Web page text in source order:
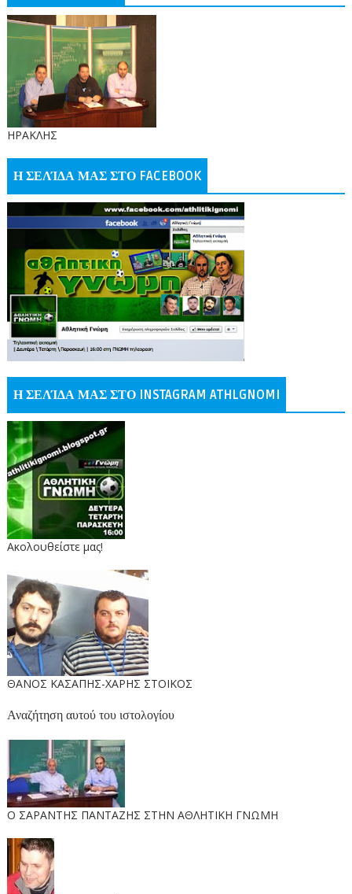
ΗΡΑΚΛΗΣ
Η ΣΕΛΊΔΑ ΜΑΣ ΣΤΟ FACEBOOK
Η ΣΕΛΊΔΑ ΜΑΣ ΣΤΟ INSTAGRAM ATHLGNOMI
Ακολουθείστε μας!
ΘΑΝΟΣ ΚΑΣΑΠΗΣ-ΧΑΡΗΣ ΣΤΟΙΚΟΣ
Αναζήτηση αυτού του ιστολογίου
O ΣΑΡΑΝΤΗΣ ΠΑΝΤΑΖΗΣ ΣΤΗΝ ΑΘΛΗΤΙΚΗ ΓΝΩΜΗ